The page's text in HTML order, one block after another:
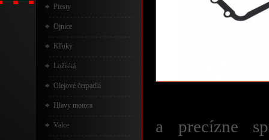
a precízne
Piesty
Ojnice
Kľuky
Ložiská
Olejové čerpadlá
Hlavy motora
Valce